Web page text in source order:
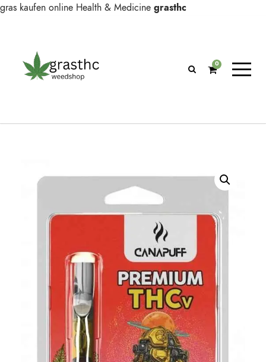
gras kaufen online Health & Medicine grasthc
0